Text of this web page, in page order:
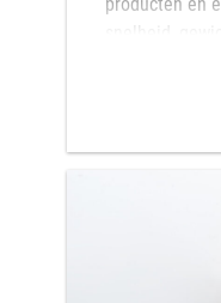
snelheid,